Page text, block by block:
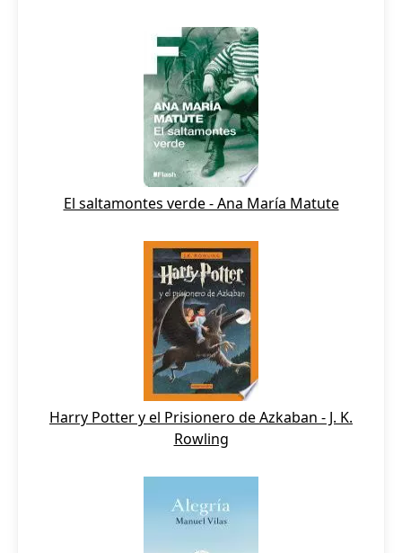
El saltamontes verde - Ana María Matute
Harry Potter y el Prisionero de Azkaban - J. K.
Rowling